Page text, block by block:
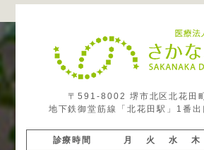
〒591-8002 堺市北区北花田
地下鉄御堂筋線「北花田駅」1番
診療時間 月 火 水 木